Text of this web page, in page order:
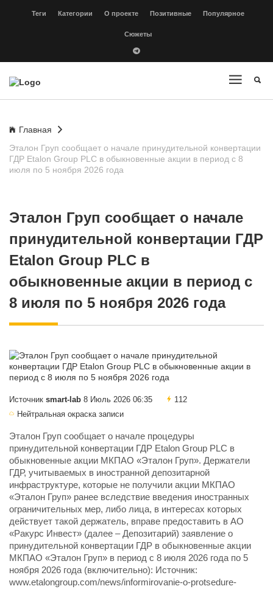
Теги Категории О проекте Позитивные Популярное
Сюжеты
Главная
Эталон Груп сообщает о начале принудительной конвертации
ГДР Etalon Group PLC в обыкновенные акции в период с 8
июля по 5 ноября 2026 года
Эталон Груп сообщает о начале
принудительной конвертации ГДР
Etalon Group PLC в
обыкновенные акции в период с
8 июля по 5 ноября 2026 года
Источник smart-lab 8 Июль 2026 06:35
112
Нейтральная окраска записи
Эталон Груп сообщает о начале процедуры
принудительной конвертации ГДР Etalon Group PLC в
обыкновенные акции МКПАО «Эталон Груп». Держатели
ГДР, учитываемых в иностранной депозитарной
инфраструктуре, которые не получили акции МКПАО
«Эталон Груп» ранее вследствие введения иностранных
ограничительных мер, либо лица, в интересах которых
действует такой держатель, вправе предоставить в АО
«Ракурс Инвест» (далее – Депозитарий) заявление о
принудительной конвертации ГДР в обыкновенные акции
МКПАО «Эталон Груп» в период с 8 июля 2026 года по 5
ноября 2026 года (включительно): Источник:
www.etalongroup.com/news/informirovanie-o-protsedure-